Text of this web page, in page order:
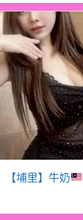
【埔里】牛奶